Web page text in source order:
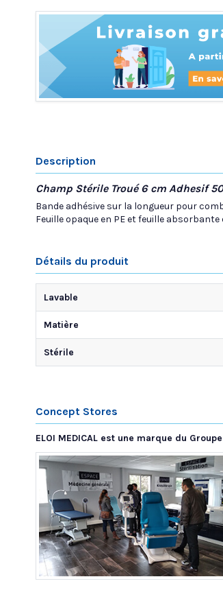
Description
Champ Stérile Troué 6 cm Adhesif
Bande adhésive sur la longueur pour
Feuille opaque en PE et feuille
Détails du produit
Lavable
Matière
Stérile
Concept Stores
ELOI MEDICAL est une marque du